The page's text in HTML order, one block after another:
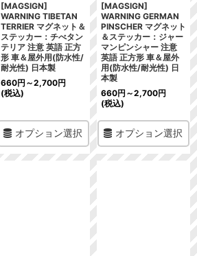
[MAGSIGN]
WARNING TIBETAN
TERRIER マグネット＆
ステッカー：チべタン
テリア 注意 英語 正方
形 車＆屋外用(防水性/
耐光性) 日本製
660円 ～2,700円
(税込)
オプション選択
[MAGSIGN]
WARNING GERMAN
PINSCHER マグネット
＆ステッカー：ジャー
マンピンシャー 注意
英語 正方形 車＆屋外
用(防水性/耐光性) 日
本製
660円 ～2,700円
(税込)
オプション選択